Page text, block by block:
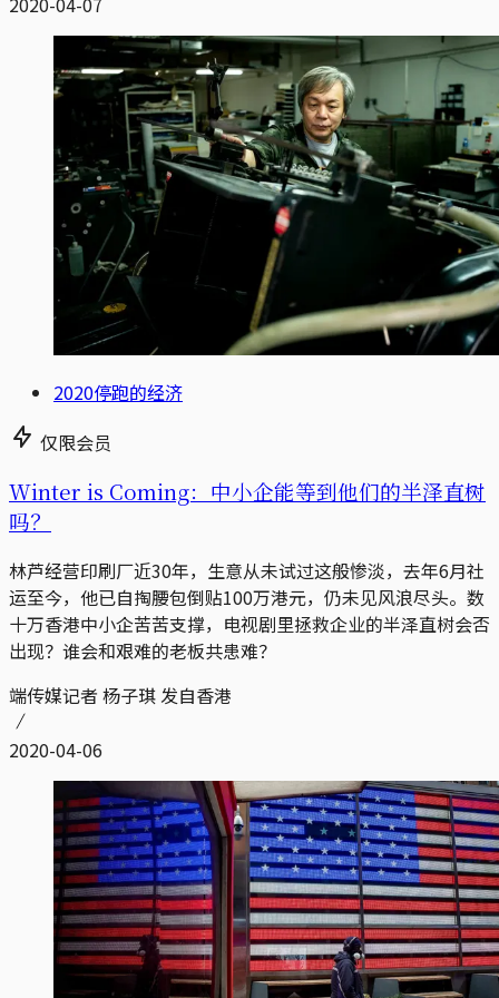
2020停跑的经济
仅限会员
Winter is Coming：中小企能等到他们的半泽直树
吗？
林芦经营印刷厂近30年，生意从未试过这般惨淡，去年6月社
运至今，他已自掏腰包倒贴100万港元，仍未见风浪尽头。数
十万香港中小企苦苦支撑，电视剧里拯救企业的半泽直树会否
出现？谁会和艰难的老板共患难？
端传媒记者 杨子琪 发自香港
2020-04-06